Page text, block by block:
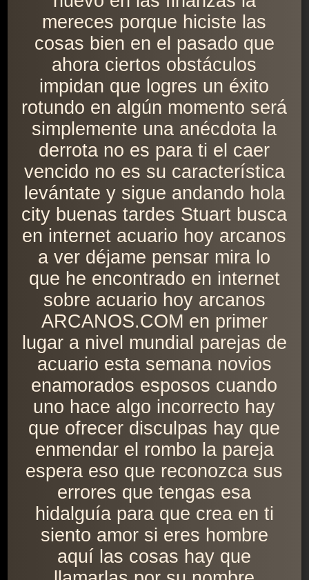
mereces porque hiciste las
cosas bien en el pasado que
ahora ciertos obstáculos
impidan que logres un éxito
rotundo en algún momento será
simplemente una anécdota la
derrota no es para ti el caer
vencido no es su característica
levántate y sigue andando hola
city buenas tardes Stuart busca
en internet acuario hoy arcanos
a ver déjame pensar mira lo
que he encontrado en internet
sobre acuario hoy arcanos
ARCANOS.COM en primer
lugar a nivel mundial parejas de
acuario esta semana novios
enamorados esposos cuando
uno hace algo incorrecto hay
que ofrecer disculpas hay que
enmendar el rombo la pareja
espera eso que reconozca sus
errores que tengas esa
hidalguía para que crea en ti
siento amor si eres hombre
aquí las cosas hay que